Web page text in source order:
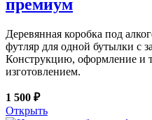
премиум
Деревянная коробка под
футляр для одной бутылки с
Конструкцию, оформление и
изготовлением.
1 500 ₽
Открыть